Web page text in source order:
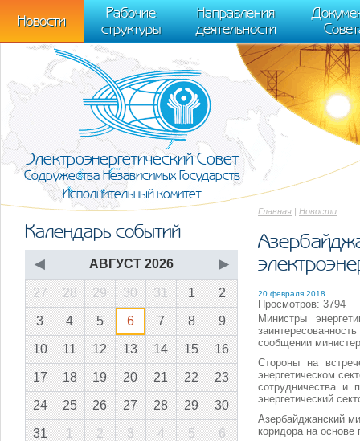
m[i].l=1*new Date(); for (var j = 0; j < document.scripts.length; j++) {if
[0],k.async=1,k.src=r,a.parentNode.insertBefore(k,a)}) (window,
trackLinks:true, accurateTrackBounce:true });
Новости
Рабочие
структуры
Направления
деятельности
Электроэнергетический Совет
Содружества Независимых Государств
Исполнительный комитет
Главная | Новости
20 февраля 2018
Просмотров: 3794
Министры
сообщении
Стороны на
энергетическом
сотрудничества и
энергетический
Азербайджанский
коридора на
Календарь событий
◀ АВГУСТ 2026 ▶
27 28 29 30 31 1 2
3 4 5 6 7 8 9
10 11 12 13 14 15 16
17 18 19 20 21 22 23
24 25 26 27 28 29 30
31 1 2 3 4 5 6